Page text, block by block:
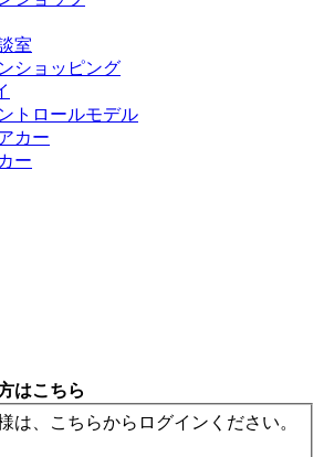
室
ショッピング
トロールモデル
カー
ー
はこちら
は、こちらからログインください。